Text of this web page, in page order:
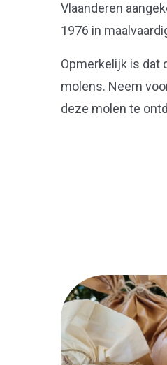
Vlaanderen
1976 in
Opmerkelijk is dat
molens. Neem
deze molen te